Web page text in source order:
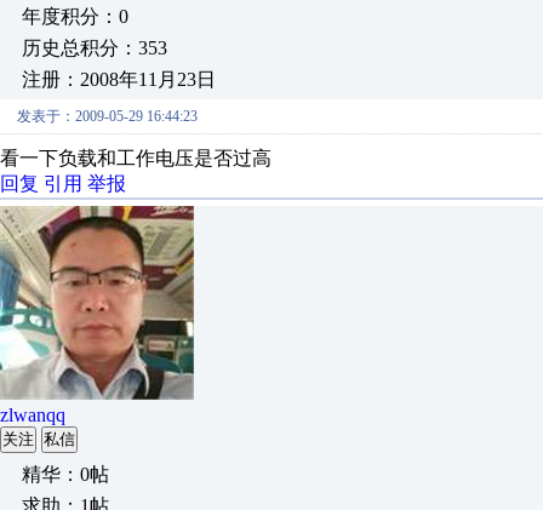
年度积分：0
历史总积分：353
注册：2008年11月23日
发表于：2009-05-29 16:44:23
看一下负载和工作电压是否过高
回复 引用 举报
zlwanqq
关注 私信
精华：0帖
求助：1帖